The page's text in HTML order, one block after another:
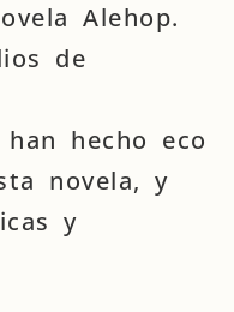
Alehop.
de
hecho eco
novela, y
y